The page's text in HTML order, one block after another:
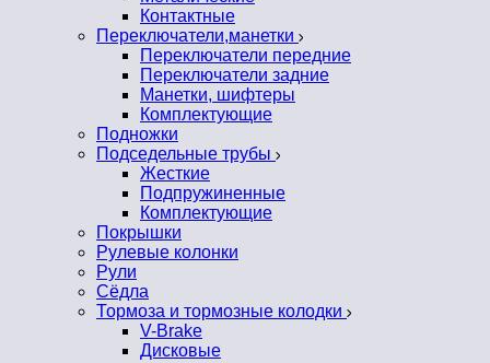
Контактные
Переключатели,манетки
Переключатели передние
Переключатели задние
Манетки, шифтеры
Комплектующие
Подножки
Подседельные трубы
Жесткие
Подпружиненные
Комплектующие
Покрышки
Рулевые колонки
Рули
Сёдла
Тормоза и тормозные колодки
V-Brake
Дисковые